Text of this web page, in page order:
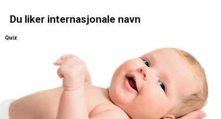
Du liker internasjonale navn
Quiz